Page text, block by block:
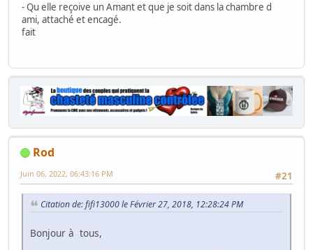
- Qu elle reçoive un Amant et que je soit dans la chambre d
ami, attaché et encagé.
fait
Rod
#21
Juin 06, 2022, 06:43:16 PM
Citation de: fifi13000 le Février 27, 2018, 12:28:24 PM
Bonjour à tous,